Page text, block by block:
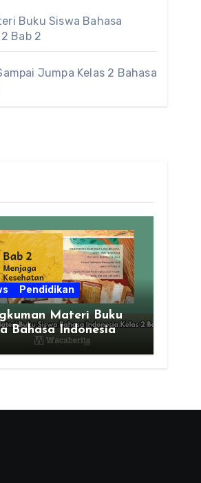
Buku Siswa Bahasa
Bab 2
Jumpa Kelas 2 Bahasa
Pendidikan
Materi Buku
Bahasa Indonesia
2 Bab 2